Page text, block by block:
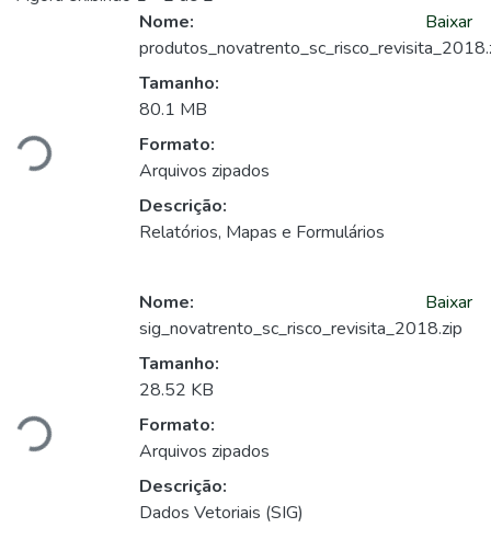
Carregando...
Nome:
Tamanho:
80.1 MB
Formato:
Arquivos zipados
Descrição:
Relatórios, Mapas e Formulários
Baixar
Carregando...
Nome:
sig_novatrento_sc_risco_revisita_2018.zip
Tamanho:
28.52 KB
Formato:
Arquivos zipados
Descrição:
Dados Vetoriais (SIG)
Baixar